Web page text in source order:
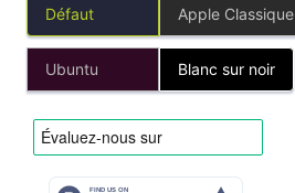
Défaut Apple Classique
Ubuntu Blanc sur noir